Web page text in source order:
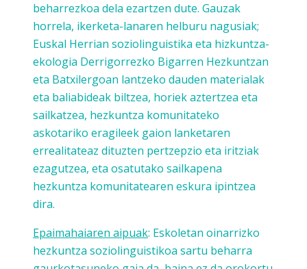
beharrezkoa dela ezartzen dute. Gauzak
horrela, ikerketa-lanaren helburu nagusiak;
Euskal Herrian soziolinguistika eta hizkuntza-
ekologia Derrigorrezko Bigarren Hezkuntzan
eta Batxilergoan lantzeko dauden materialak
eta baliabideak biltzea, horiek aztertzea eta
sailkatzea, hezkuntza komunitateko
askotariko eragileek gaion lanketaren
errealitateaz dituzten pertzepzio eta iritziak
ezagutzea, eta osatutako sailkapena
hezkuntza komunitatearen eskura ipintzea
dira.
Epaimahaiaren aipuak: Eskoletan oinarrizko
hezkuntza soziolinguistikoa sartu beharra